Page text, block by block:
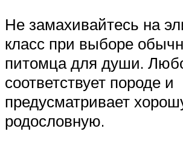
Не замахивайтесь на
класс при выборе
питомца для души.
соответствует породе и
предусматривает
родословную.